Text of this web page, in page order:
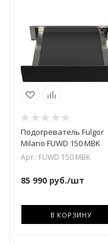
Подогреватель Fulgor
Milano FUWD 150 MBK
Арт.: FUWD 150 MBK
85 990 руб./шт
В КОРЗИНУ